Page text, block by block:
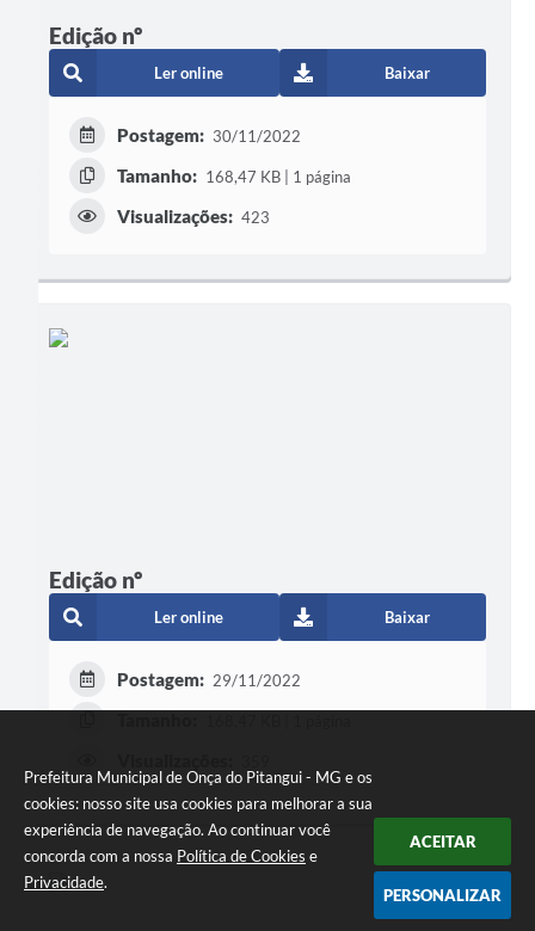
Prefeitura Municipal de Onça do Pitangui - MG e os
cookies: nosso site usa cookies para melhorar a sua
experiência de navegação. Ao continuar você
concorda com a nossa Política de Cookies e
Privacidade.
ACEITAR
PERSONALIZAR
Edição nº
Ler online Baixar
Postagem: 30/11/2022
Tamanho: 168,47 KB | 1 página
Visualizações: 423
Edição nº
Ler online Baixar
Postagem: 29/11/2022